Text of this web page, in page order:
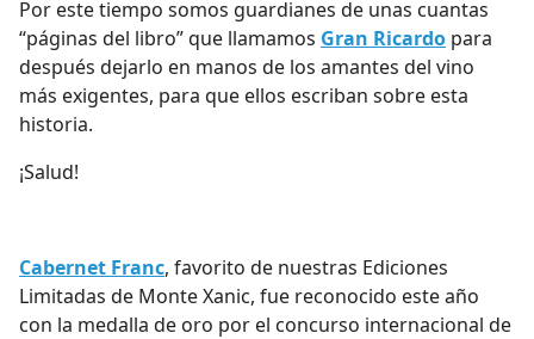
Por este tiempo somos guardianes de unas cuantas
“páginas del libro” que llamamos Gran Ricardo para
después dejarlo en manos de los amantes del vino
más exigentes, para que ellos escriban sobre esta
historia.
¡Salud!
Cabernet Franc, favorito de nuestras Ediciones
Limitadas de Monte Xanic, fue reconocido este año
con la medalla de oro por el concurso internacional de